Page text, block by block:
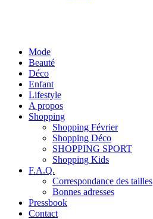
Mode
Beauté
Déco
Enfant
Lifestyle
A propos
Shopping
Shopping Février
Shopping Déco
SHOPPING SPORT
Shopping Kids
F.A.Q.
Correspondance des tailles
Bonnes adresses
Pressbook
Contact